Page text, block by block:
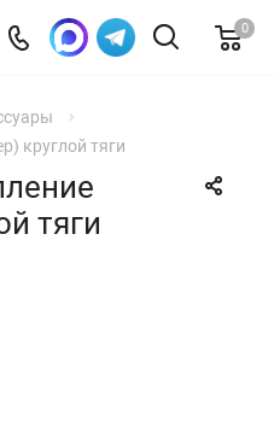
0
круглой тяги
тяги